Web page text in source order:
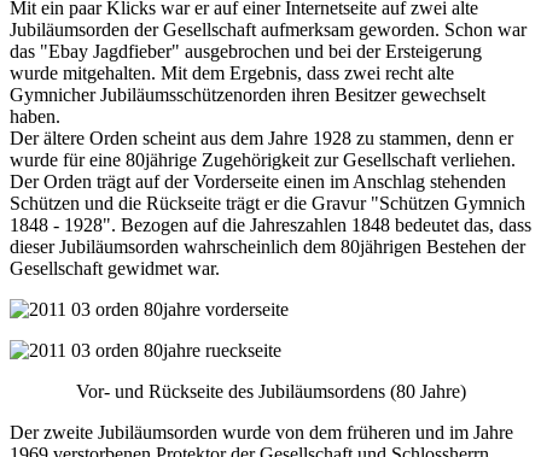
Mit ein paar Klicks war er auf einer Internetseite auf zwei alte
Jubiläumsorden der Gesellschaft aufmerksam geworden. Schon war
das "Ebay Jagdfieber" ausgebrochen und bei der Ersteigerung
wurde mitgehalten. Mit dem Ergebnis, dass zwei recht alte
Gymnicher Jubiläumsschützenorden ihren Besitzer gewechselt
haben.
Der ältere Orden scheint aus dem Jahre 1928 zu stammen, denn er
wurde für eine 80jährige Zugehörigkeit zur Gesellschaft verliehen.
Der Orden trägt auf der Vorderseite einen im Anschlag stehenden
Schützen und die Rückseite trägt er die Gravur "Schützen Gymnich
1848 - 1928". Bezogen auf die Jahreszahlen 1848 bedeutet das, dass
dieser Jubiläumsorden wahrscheinlich dem 80jährigen Bestehen der
Gesellschaft gewidmet war.
Vor- und Rückseite des Jubiläumsordens (80 Jahre)
Der zweite Jubiläumsorden wurde von dem früheren und im Jahre